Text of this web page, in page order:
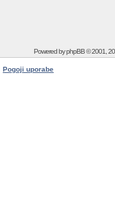
Powered byphpBB© 2001,
Pogoji uporabe